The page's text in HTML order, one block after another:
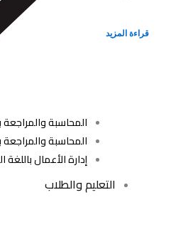
المحاسبة والمراجعة
المحاسبة والمراجعة
إدارة الأعمال باللغة
التعليم والطلاب
قراءة المزيد